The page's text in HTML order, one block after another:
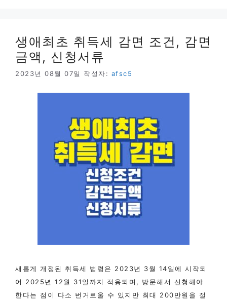
생애최초 취득세 감면 조건, 감면
금액, 신청서류
2023년 08월 07일 작성자: afsc5
새롭게 개정된 취득세 법령은 2023년 3월 14일에 시작되
어 2025년 12월 31일까지 적용되며, 방문해서 신청해야
한다는 점이 다소 번거로울 수 있지만 최대 200만원을 절